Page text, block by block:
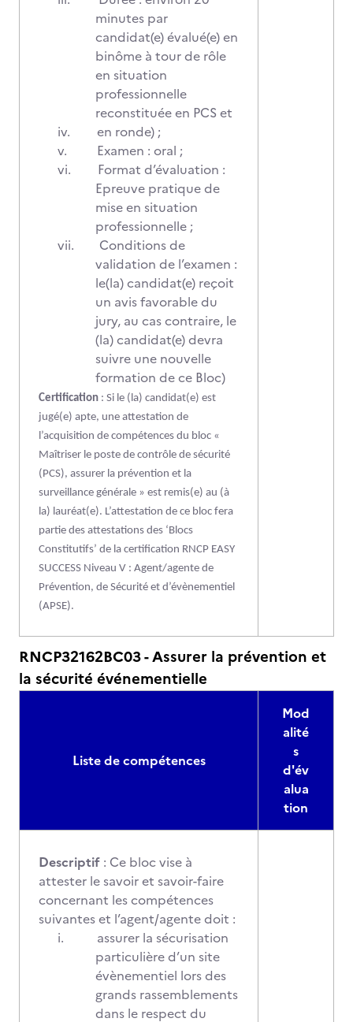
minutes par
candidat(e) évalué(e) en
binôme à tour de rôle
en situation
professionnelle
reconstituée en PCS et
iv.
en ronde) ;
v.
Examen : oral ;
vi.
Format d’évaluation :
Epreuve pratique de
mise en situation
professionnelle ;
vii.
Conditions de
validation de l’examen :
le(la) candidat(e) reçoit
un avis favorable du
jury, au cas contraire, le
(la) candidat(e) devra
suivre une nouvelle
formation de ce Bloc)
Certification : Si le (la) candidat(e) est
jugé(e) apte, une attestation de
l’acquisition de compétences du bloc «
Maîtriser le poste de contrôle de sécurité
(PCS), assurer la prévention et la
surveillance générale » est remis(e) au (à
la) lauréat(e). L’attestation de ce bloc fera
partie des attestations des ‘Blocs
Constitutifs’ de la certification RNCP EASY
SUCCESS Niveau V : Agent/agente de
Prévention, de Sécurité et d’évènementiel
(APSE).
RNCP32162BC03 - Assurer la prévention et
la sécurité événementielle
Liste de compétences
Mod
alité
s
d'év
alua
tion
Descriptif : Ce bloc vise à
attester le savoir et savoir-faire
concernant les compétences
suivantes et l’agent/agente doit :
i.
assurer la sécurisation
particulière d’un site
évènementiel lors des
grands rassemblements
dans le respect du